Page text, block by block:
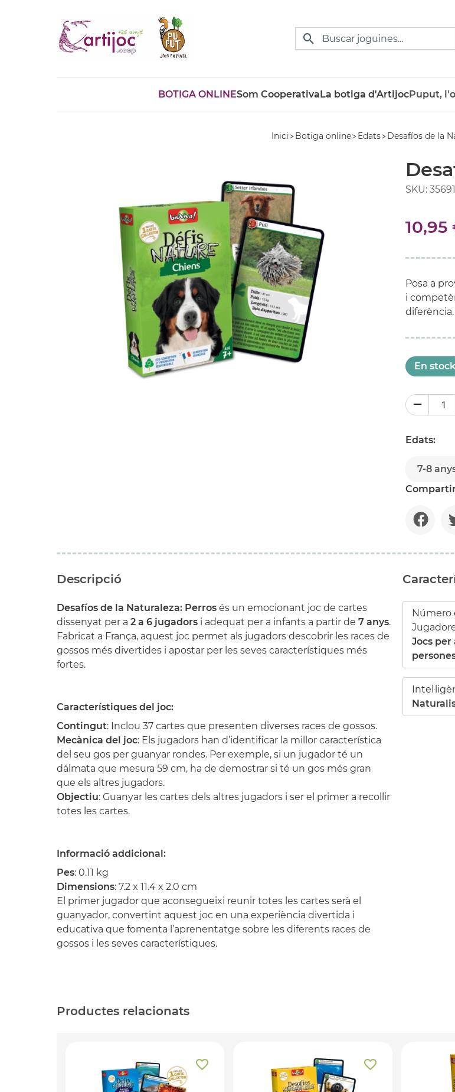
BOTIGA ONLINESom CooperativaLa botiga d'ArtijocPuput,
Inici Botiga online Edats Desafíos de la
SKU:
10,95
Posa a
i
En stock
Edats:
7-8
Descripció
Desafíos de la Naturaleza: Perros és un emocionant joc de cartes
dissenyat per a 2 a 6 jugadors i adequat per a infants a partir de 7 anys.
Fabricat a França, aquest joc permet als jugadors descobrir les races de
gossos més divertides i apostar per les seves característiques més
fortes.
Característiques del joc:
Contingut: Inclou 37 cartes que presenten diverses races de gossos.
Mecànica del joc: Els jugadors han d’identificar la millor característica
del seu gos per guanyar rondes. Per exemple, si un jugador té un
dálmata que mesura 59 cm, ha de demostrar si té un gos més gran
que els altres jugadors.
Objectiu: Guanyar les cartes dels altres jugadors i ser el primer a recollir
totes les cartes.
Informació addicional:
Pes: 0.11 kg
Dimensions: 7.2 x 11.4 x 2.0 cm
El primer jugador que aconsegueixi reunir totes les cartes serà el
guanyador, convertint aquest joc en una experiència divertida i
educativa que fomenta l’aprenentatge sobre les diferents races de
gossos i les seves característiques.
Número
Jocs per
Productes relacionats